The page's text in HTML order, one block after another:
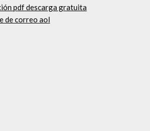
pdf descarga gratuita
de correo aol